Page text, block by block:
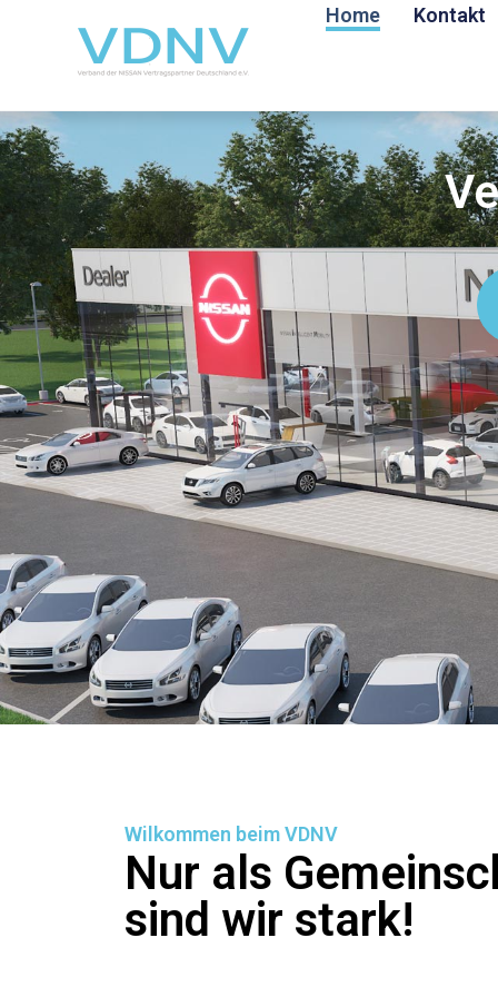
Home Kontakt
Wilkommen beim VDNV
Nur als
sind wir stark!